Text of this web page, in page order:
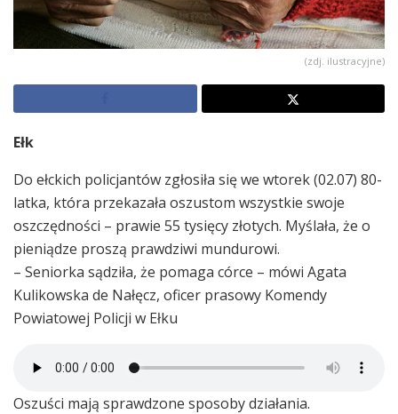
(zdj. ilustracyjne)
Ełk
Do ełckich policjantów zgłosiła się we wtorek (02.07) 80-
latka, która przekazała oszustom wszystkie swoje
oszczędności – prawie 55 tysięcy złotych. Myślała, że o
pieniądze proszą prawdziwi mundurowi.
– Seniorka sądziła, że pomaga córce – mówi Agata
Kulikowska de Nałęcz, oficer prasowy Komendy
Powiatowej Policji w Ełku
Oszuści mają sprawdzone sposoby działania.